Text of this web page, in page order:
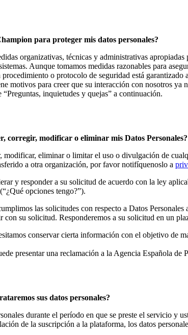
para proteger mis datos personales?
organizativas, técnicas y administrativas
Aunque tomamos medidas razonables para
o protocolo de seguridad está
motivos para creer que su interacción con nosotros
“Preguntas, inquietudes y quejas” a continuación.
corregir, modificar o eliminar mis Datos Personales?
modificar, eliminar o limitar el uso o divulgación de
a otra organización, por favor notifíquenoslo a
y responder a su solicitud de acuerdo con la ley
opciones tengo?”).
las solicitudes con respecto a Datos
con su solicitud. Responderemos a su solicitud en un
conservar cierta información con el objetivo de
presentar una reclamación a la Agencia Española de
sus datos personales?
durante el período en que se preste el servicio
de la suscripción a la plataforma, los datos